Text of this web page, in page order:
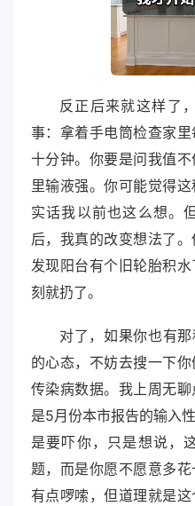
反正后来就这样了
事：拿着手电筒检查家
十分钟。你要是问我值
里输液强。你可能觉得
实话我以前也这么想。
后，我真的改变想法了
发现阳台有个旧轮胎积
刻就扔了。
对了，如果你也有
的心态，不妨去搜一下
传染病数据。我上周无
是5月份本市报告的输入
是要吓你，只是想说，
题，而是你愿不愿意多
有点啰嗦，但道理就是